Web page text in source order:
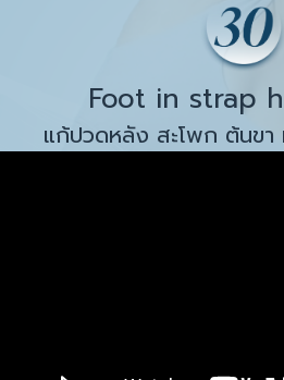
Foot in strap
แก้ปวดหลัง สะโพก ต้นขา